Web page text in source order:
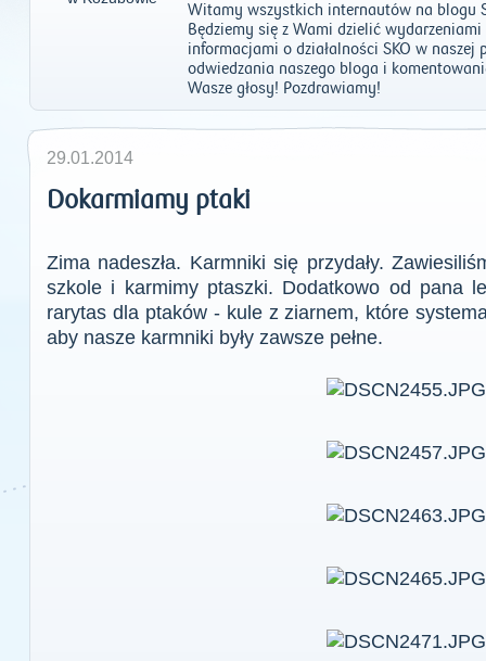
Witamy wszystkich internautów na blogu
Będziemy się z Wami dzielić wydarzeniami
informacjami o działalności SKO w naszej
odwiedzania naszego bloga i
Wasze głosy! Pozdrawiamy!
29.01.2014
Dokarmiamy ptaki
Zima nadeszła. Karmniki się przydały.
szkole i karmimy ptaszki. Dodatkowo od pana
rarytas dla ptaków - kule z ziarnem, które
aby nasze karmniki były zawsze pełne.